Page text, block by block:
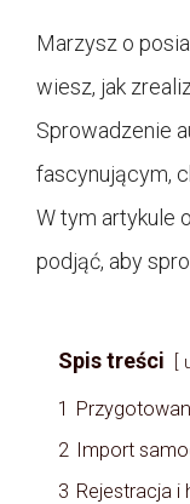
Marzysz o
wiesz, jak
Sprowadzenie
fascynującym,
W tym artykule
podjąć, aby
Spis treści
1
2 Import
3 Rejestracja